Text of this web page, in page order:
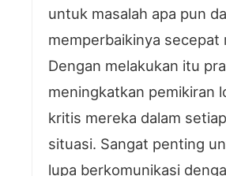
untuk masalah apa pun
memperbaikinya secepat
Dengan melakukan itu
meningkatkan pemikiran
kritis mereka dalam
situasi. Sangat penting
lupa berkomunikasi